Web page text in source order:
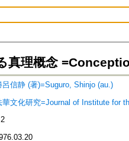
真理概念
呂信静 (著)=Suguro, Shinjo (au.)
華文化研究=Journal of Institute for